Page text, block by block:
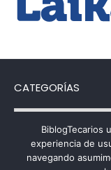
CATEGORÍAS
Categorías
BiblogTecarios
experiencia de
navegando